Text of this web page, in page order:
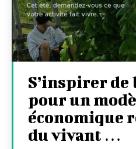
S’inspirer de
pour un
économique
du vivant …